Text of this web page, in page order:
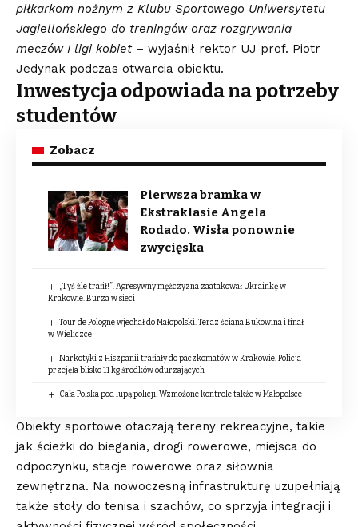
piłkarkom nożnym z Klubu Sportowego Uniwersytetu
Jagiellońskiego do treningów oraz rozgrywania
meczów I ligi kobiet– wyjaśnił rektor UJ prof. Piotr
Jedynak podczas otwarcia obiektu.
Inwestycja odpowiada na potrzeby
studentów
Zobacz
Pierwsza bramka w
Ekstraklasie Angela
Rodado. Wisła ponownie
zwycięska
„Tyś źle trafił!”. Agresywny mężczyzna zaatakował Ukrainkę w
Krakowie. Burza w sieci
Tour de Pologne wjechał do Małopolski. Teraz ściana Bukowina i finał
w Wieliczce
Narkotyki z Hiszpanii trafiały do paczkomatów w Krakowie. Policja
przejęła blisko 11 kg środków odurzających
Cała Polska pod lupą policji. Wzmożone kontrole także w Małopolsce
Obiekty sportowe otaczają tereny rekreacyjne, takie
jak ścieżki do biegania, drogi rowerowe, miejsca do
odpoczynku, stacje rowerowe oraz siłownia
zewnętrzna. Na nowoczesną infrastrukturę uzupełniają
także stoły do tenisa i szachów, co sprzyja integracji i